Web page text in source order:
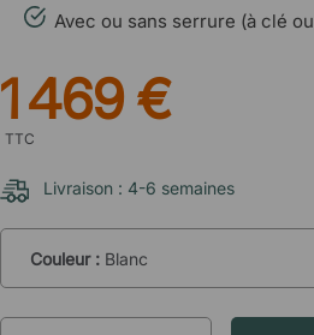
Avec ou sans serrure (à clé
1 469 €
TTC
Livraison : 4-6 semaines
Couleur : Blanc